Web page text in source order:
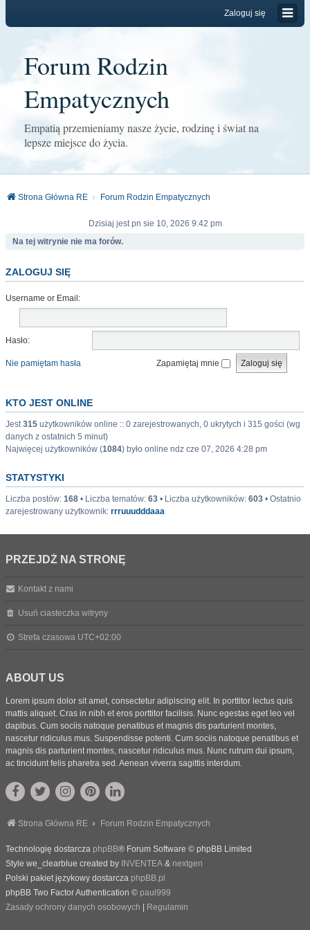
Zaloguj się
Forum Rodzin
Empatycznych
Empatią przemieniamy nasze życie, rodzinę i świat na
lepsze miejsce do życia.
Strona Główna RE Forum Rodzin Empatycznych
Dzisiaj jest pn sie 10, 2026 9:42 pm
Na tej witrynie nie ma forów.
ZALOGUJ SIĘ
Username or Email:
Hasło:
Nie pamiętam hasła Zapamiętaj mnie
KTO JEST ONLINE
Jest315 użytkowników online :: 0 zarejestrowanych, 0 ukrytych i 315 gości (wg
danych z ostatnich 5 minut)
Najwięcej użytkowników (1084) było online ndz cze 07, 2026 4:28 pm
STATYSTYKI
Liczba postów: 168 • Liczba tematów: 63 • Liczba użytkowników: 603 • Ostatnio
zarejestrowany użytkownik: rrruuudddaaa
PRZEJDŹ NA STRONĘ
Kontakt z nami
Usuń ciasteczka witryny
Strefa czasowa UTC+02:00
ABOUT US
Lorem ipsum dolor sit amet, consectetur adipiscing elit. In porttitor lectus quis
mattis aliquet. Cras in nibh et eros porttitor facilisis. Nunc egestas eget leo vel
dapibus. Cum sociis natoque penatibus et magnis dis parturient montes,
nascetur ridiculus mus. Suspendisse potenti. Cum sociis natoque penatibus et
magnis dis parturient montes, nascetur ridiculus mus. Nunc rutrum dui ipsum,
ac tincidunt felis pharetra sed. Aenean viverra sagittis interdum.
Strona Główna RE Forum Rodzin Empatycznych
Technologię dostarcza phpBB® Forum Software © phpBB Limited
Style we_clearblue created by INVENTEA & nextgen
Polski pakiet językowy dostarcza phpBB.pl
phpBB Two Factor Authentication © paul999
Zasady ochrony danych osobowych
Regulamin